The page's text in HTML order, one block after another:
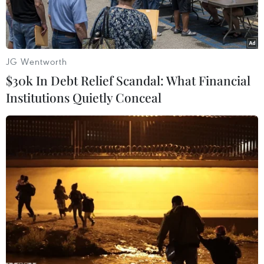
Lực lượng binh sỹ Đức. (Nguồn: dw.com)
Đức đã thông báo cho Tổ chức Hiệp ước Bắc Đại
Tây Dương (NATO) mức chi tiêu cao kỷ lục cho
quốc phòng của nước này với khoản ngân sách
53,03 tỷ euro (63,90 tỷ USD) trong năm 2021.
Theo phóng viên TTXVN tại Berlin, với mức chi
JG Wentworth
$30k In Debt Relief Scandal: What Financial
Institutions Quietly Conceal